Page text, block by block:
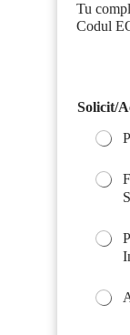
Tu
Codul
Solicit/